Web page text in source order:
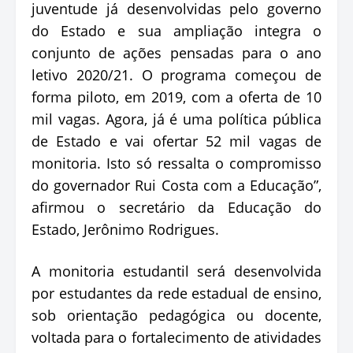
juventude já desenvolvidas pelo governo
do Estado e sua ampliação integra o
conjunto de ações pensadas para o ano
letivo 2020/21. O programa começou de
forma piloto, em 2019, com a oferta de 10
mil vagas. Agora, já é uma política pública
de Estado e vai ofertar 52 mil vagas de
monitoria. Isto só ressalta o compromisso
do governador Rui Costa com a Educação”,
afirmou o secretário da Educação do
Estado, Jerônimo Rodrigues.
A monitoria estudantil será desenvolvida
por estudantes da rede estadual de ensino,
sob orientação pedagógica ou docente,
voltada para o fortalecimento de atividades